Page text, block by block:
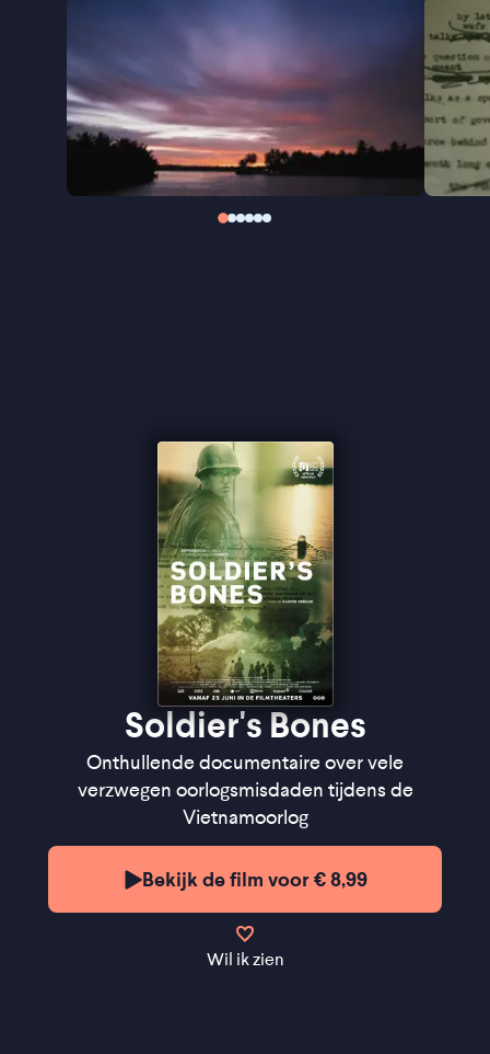
verdoezelen van de waarheid?
In zijn zoektocht naar wat er werkelijk gebeurde
tijdens Operation Speedy Express, en naar het lot
van Alec Shimkin, onderzoekt Kasper Verkaik in de
onthullende documentaireSoldier’s Bones
hoe
oorlogsmisdaden uit beeld konden verdwijnen, en
waarom de waarheid daarover jarenlang nauwelijks
Soldier's Bones
Onthullende documentaire over vele
verzwegen oorlogsmisdaden tijdens de
Vietnamoorlog
Bekijk de film voor € 8,99
Wil ik zien